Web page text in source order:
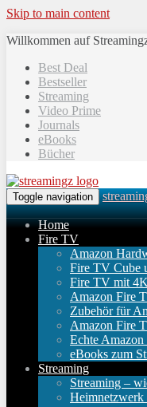
Skip to main content
Willkommen auf
Best Deal
Bestseller
Streaming
Video Prime
Journals
eBooks
Bücher
Toggle navigation
Home
Fire TV
Amazon
Fire TV Cube
Fire TV mit
Amazon Fire
Zubehör für
Amazon Fire
Echte Amazon
eBooks zum
Streaming
Streaming –
Heimnetzwerk